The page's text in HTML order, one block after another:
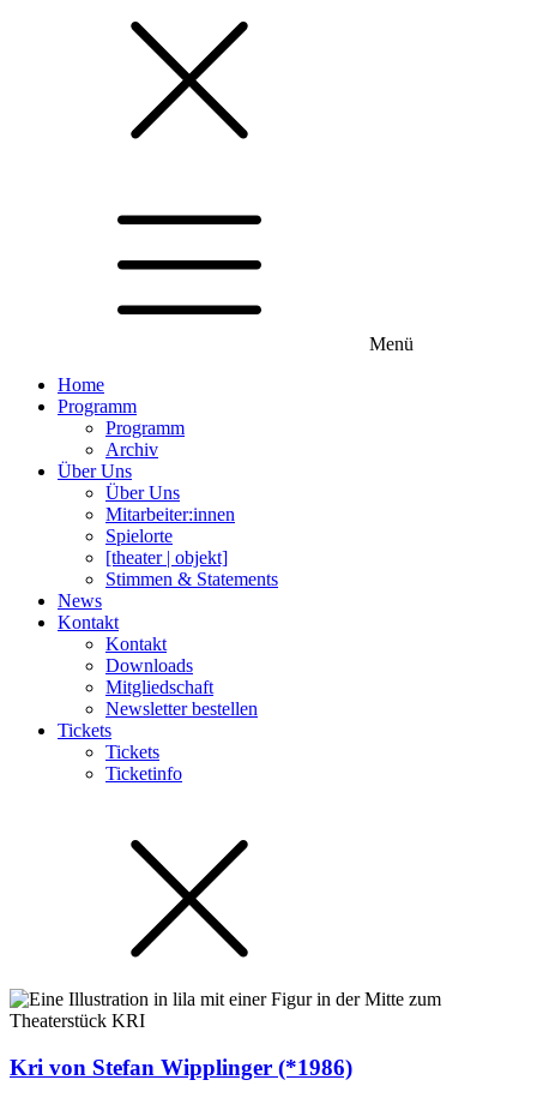
Menü
Home
Programm
Programm
Archiv
Über Uns
Über Uns
Mitarbeiter:innen
Spielorte
[theater | objekt]
Stimmen & Statements
News
Kontakt
Kontakt
Downloads
Mitgliedschaft
Newsletter bestellen
Tickets
Tickets
Ticketinfo
Kri von Stefan Wipplinger (*1986)